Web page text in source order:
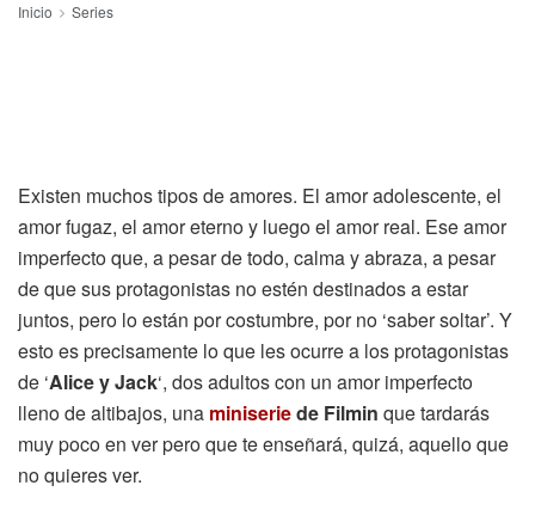
Inicio Series
Existen muchos tipos de amores. El amor adolescente, el
amor fugaz, el amor eterno y luego el amor real. Ese amor
imperfecto que, a pesar de todo, calma y abraza, a pesar
de que sus protagonistas no estén destinados a estar
juntos, pero lo están por costumbre, por no ‘saber soltar’. Y
esto es precisamente lo que les ocurre a los protagonistas
de ‘Alice y Jack‘, dos adultos con un amor imperfecto
lleno de altibajos, una miniseriede Filmin que tardarás
muy poco en ver pero que te enseñará, quizá, aquello que
no quieres ver.